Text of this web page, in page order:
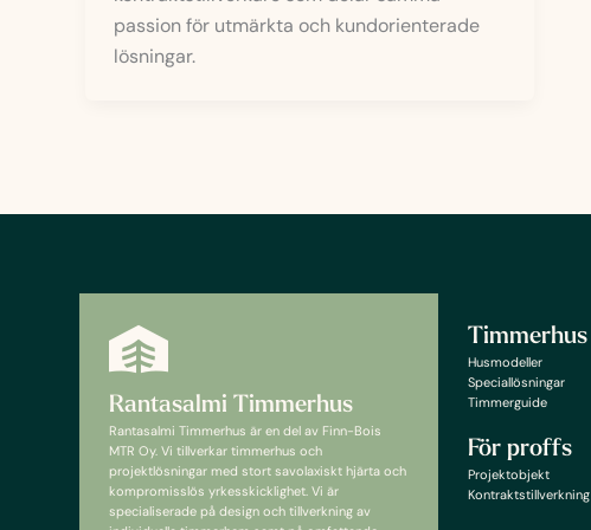
passion för utmärkta och kundorienterade
lösningar.
Rantasalmi Timmerhus
Rantasalmi Timmerhus är en del av Finn-Bois
MTR Oy. Vi tillverkar timmerhus och
projektlösningar med stort savolaxiskt hjärta och
kompromisslös yrkesskicklighet. Vi är
specialiserade på design och tillverkning av
Timmerhus
Husmodeller
Speciallösningar
Timmerguide
För proffs
Projektobjekt
Kontraktstillverkning